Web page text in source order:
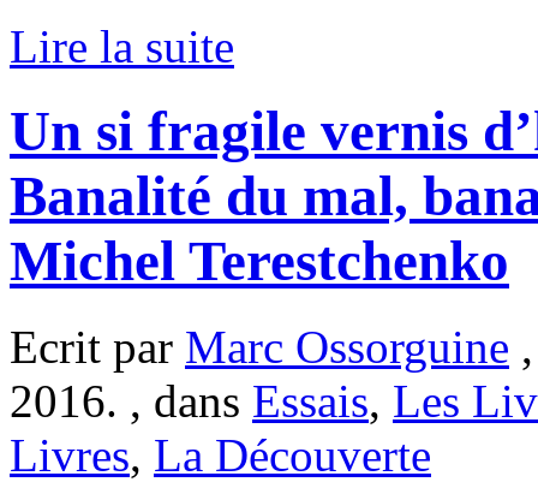
Lire la suite
Un si fragile vernis
Banalité du mal,
Michel Terestchenko
Ecrit par Marc Ossorguine
2016. , dans Essais, Les
Livres, La Découverte